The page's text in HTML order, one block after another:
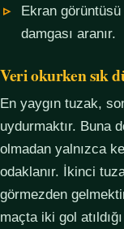
Ekran görüntüsü
damgası aranır.
Veri okurken sık
En yaygın tuzak,
uydurmaktır. Buna
olmadan yalnızca
odaklanır. İkinci
görmezden
maçta iki gol